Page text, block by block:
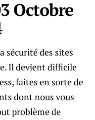
Octobre
sécurité des sites
Il devient difficile
faites en sorte de
dont nous vous
problème de